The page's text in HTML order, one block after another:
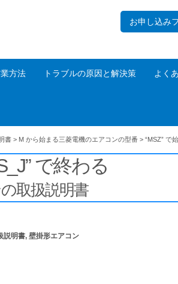
お申し込み
方法 トラブルの原因と解決策 よく
書 > M から始まる三菱電機のエアコンの型番 > “MSZ” で
で終わる
取扱説明書
説明書, 壁掛形エアコン